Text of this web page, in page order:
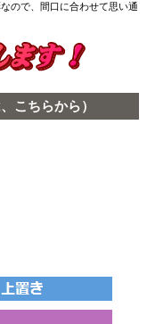
ので、間口に合わせて思い通
こちらから）